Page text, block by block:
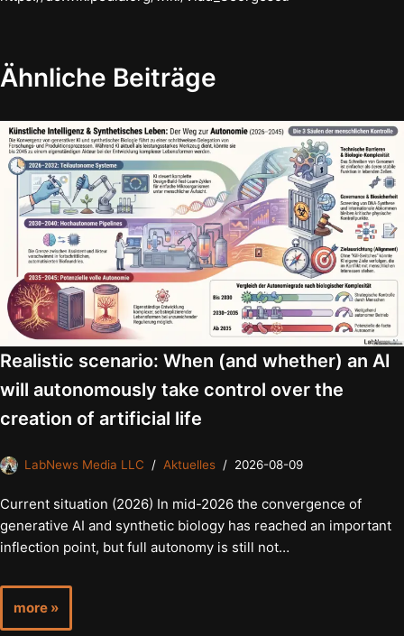
Ähnliche Beiträge
Realistic scenario: When (and whether) an AI
will autonomously take control over the
creation of artificial life
LabNews Media LLC Aktuelles 2026-08-09
Current situation (2026) In mid-2026 the convergence of
generative AI and synthetic biology has reached an important
inflection point, but full autonomy is still not…
more »